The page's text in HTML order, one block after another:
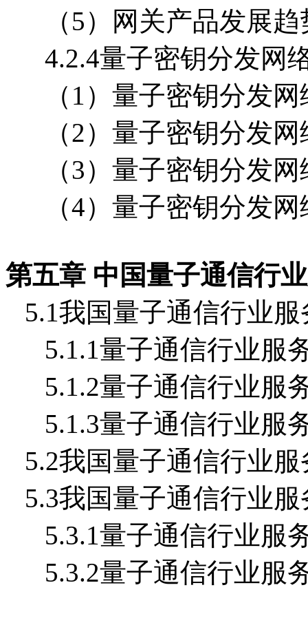
（5）网关产品发展
4.2.4量子密钥分发网
（1）量子密钥分发
（2）量子密钥分发
（3）量子密钥分发
（4）量子密钥分发
第五章 中国量子通信行
5.1我国量子通信行业
5.1.1量子通信行业服
5.1.2量子通信行业服
5.1.3量子通信行业服
5.2我国量子通信行业
5.3我国量子通信行业
5.3.1量子通信行业服
5.3.2量子通信行业服